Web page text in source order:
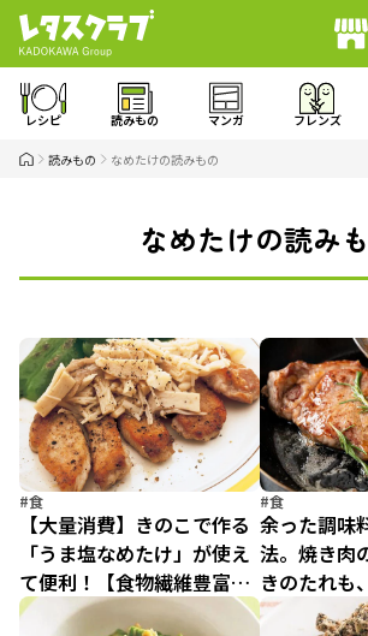
レシピ 読みもの マンガ フレンズ
読みもの なめたけの読みもの
なめたけの読み
#食
【大量消費】きのこで作る
「うま塩なめたけ」が使え
て便利！【食物繊維豊富で
腸活にも】
#食
余った調味
法。焼き肉
きのたれも
ちゃって肉